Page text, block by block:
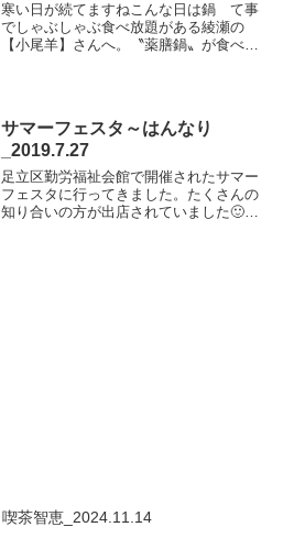
寒い日が続てますねこんな日は鍋 て事
でしゃぶしゃぶ食べ放題がある綾瀬の
【小尾羊】さんへ。〝薬膳鍋〟が食べら
サマーフェスタ～はんなり
_2019.7.27
足立区勤労福祉会館で開催されたサマー
フェスタに行ってきました。たくさんの
知り合いの方が出店されていました🙂
喫茶智恵_2024.11.14